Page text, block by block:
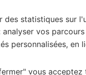
des statistiques sur
analyser vos
personnalisées,
vous